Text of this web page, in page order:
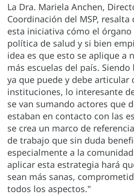
La Dra. Mariela Anchen,
Coordinación del MSP, resalta
esta iniciativa cómo el
política de salud y si bien
idea es que esto se aplique a
más escuelas del país. Siendo
ya que puede y debe articular
instituciones, lo interesante
se van sumando actores que
estaban en contacto con las
se crea un marco de
de trabajo que sin duda
especialmente a la
aplicar esta estrategia hará
sean más sanas,
todos los aspectos."